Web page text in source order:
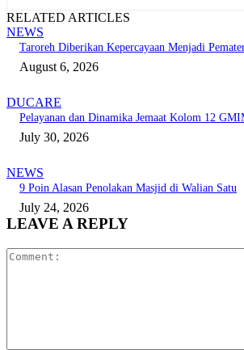
RELATED ARTICLES
NEWS
Taroreh Diberikan Kepercayaan Menjadi
August 6, 2026
DUCARE
Pelayanan dan Dinamika Jemaat Kolom 12
July 30, 2026
NEWS
9 Poin Alasan Penolakan Masjid di Walian Satu
July 24, 2026
LEAVE A REPLY